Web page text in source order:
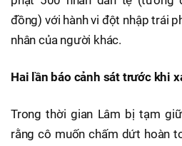
đồng) với hành vi đột nhập trái
nhân của người khác.
Hai lần báo cảnh sát trước khi
Trong thời gian Lâm bị tạm
rằng cô muốn chấm dứt hoàn